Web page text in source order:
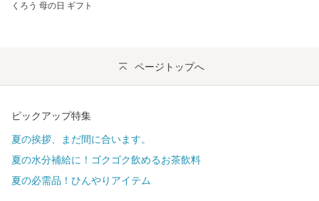
くろう 母の日 ギフト
ページトップへ
ピックアップ特集
夏の挨拶、まだ間に合います。
夏の水分補給に！ゴクゴク飲めるお茶飲料
夏の必需品！ひんやりアイテム